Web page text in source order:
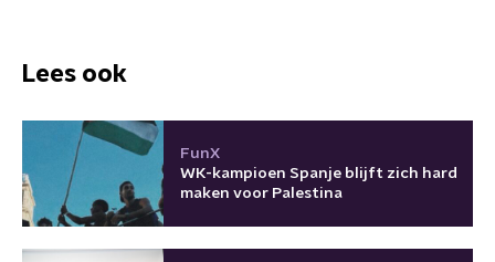
Lees ook
FunX
WK-kampioen Spanje blijft zich hard
maken voor Palestina